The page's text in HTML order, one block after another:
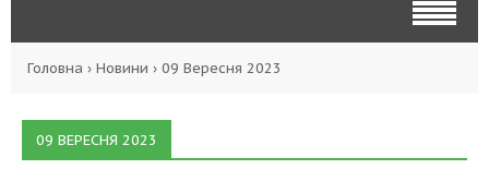
Головна › Новини › 09 Вересня 2023
09 ВЕРЕСНЯ 2023